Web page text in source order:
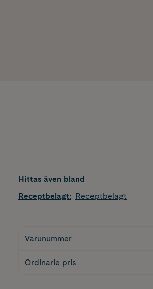
Hittas även bland
Receptbelagt: Receptbelagt
Varunummer
Ordinarie pris